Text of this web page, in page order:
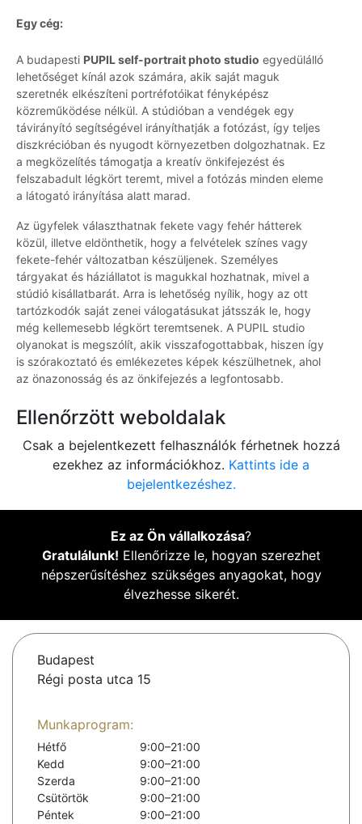
Egy cég:
A budapesti PUPIL self-portrait photo studio egyedülálló
lehetőséget kínál azok számára, akik saját maguk
szeretnék elkészíteni portréfotóikat fényképész
közreműködése nélkül. A stúdióban a vendégek egy
távirányító segítségével irányíthatják a fotózást, így teljes
diszkrécióban és nyugodt környezetben dolgozhatnak. Ez
a megközelítés támogatja a kreatív önkifejezést és
felszabadult légkört teremt, mivel a fotózás minden eleme
a látogató irányítása alatt marad.
Az ügyfelek választhatnak fekete vagy fehér hátterek
közül, illetve eldönthetik, hogy a felvételek színes vagy
fekete-fehér változatban készüljenek. Személyes
tárgyakat és háziállatot is magukkal hozhatnak, mivel a
stúdió kisállatbarát. Arra is lehetőség nyílik, hogy az ott
tartózkodók saját zenei válogatásukat játsszák le, hogy
még kellemesebb légkört teremtsenek. A PUPIL studio
olyanokat is megszólít, akik visszafogottabbak, hiszen így
is szórakoztató és emlékezetes képek készülhetnek, ahol
az önazonosság és az önkifejezés a legfontosabb.
Ellenőrzött weboldalak
Csak a bejelentkezett felhasználók férhetnek hozzá
ezekhez az információkhoz. Kattints ide a
bejelentkezéshez.
Ez az Ön vállalkozása?
Gratulálunk! Ellenőrizze le, hogyan szerezhet
népszerűsítéshez szükséges anyagokat, hogy
élvezhesse sikerét.
Budapest
Régi posta utca 15
Munkaprogram:
Hétfő
9:00–21:00
Kedd
9:00–21:00
Szerda
9:00–21:00
Csütörtök
9:00–21:00
Péntek
9:00–21:00